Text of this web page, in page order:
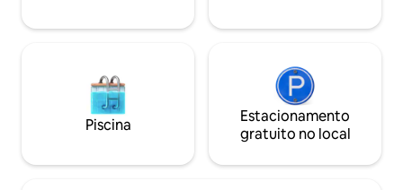
Piscina
Estacionamento
gratuito no local